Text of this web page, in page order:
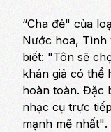
“Cha đẻ" của
Nước hoa, Tình
biết: "Tôn sẽ
khán giả có thể
hoàn toàn. Đặc
nhạc cụ trực
mạnh mẽ nhất".